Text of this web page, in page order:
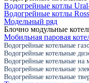
Водогрейные котлы
Водогрейные котлы
Модельный ряд
Блочно модульные
Мобильная паровая
Водогрейные котельные
Водогрейные котельные
Водогрейные котельные на
Водогрейные котельные
Водогрейные котельные